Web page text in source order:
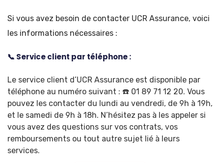
Si vous avez besoin de contacter UCR Assurance, voici
les informations nécessaires :
📞 Service client par téléphone :
Le service client d’UCR Assurance est disponible par
téléphone au numéro suivant : ☎️ 01 89 71 12 20. Vous
pouvez les contacter du lundi au vendredi, de 9h à 19h,
et le samedi de 9h à 18h. N’hésitez pas à les appeler si
vous avez des questions sur vos contrats, vos
remboursements ou tout autre sujet lié à leurs
services.